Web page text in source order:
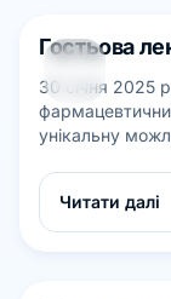
30
Гостьова
30 січня 2025
унікальну
Читати далі